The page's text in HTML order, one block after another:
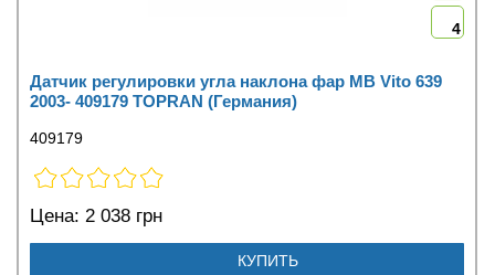
4
Датчик регулировки угла наклона фар MB Vito 639
2003- 409179 TOPRAN (Германия)
409179
Цена: 2 038 грн
КУПИТЬ